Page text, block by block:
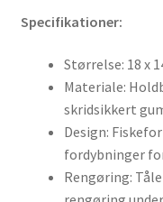
Specifikationer:
Størrelse: 18 x
Materiale:
skridsikkert
Design:
fordybninger
Rengøring: